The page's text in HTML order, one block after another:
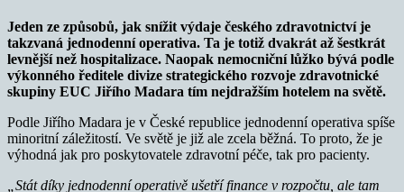
Jeden ze způsobů, jak snížit výdaje českého zdravotnictví je
takzvaná jednodenní operativa. Ta je totiž dvakrát až šestkrát
levnější než hospitalizace. Naopak nemocniční lůžko bývá podle
výkonného ředitele divize strategického rozvoje zdravotnické
skupiny EUC Jiřího Madara tím nejdražším hotelem na světě.
Podle Jiřího Madara je v České republice jednodenní operativa spíše
minoritní záležitostí. Ve světě je již ale zcela běžná. To proto, že je
výhodná jak pro poskytovatele zdravotní péče, tak pro pacienty.
„Stát díky jednodenní operativě ušetří finance v rozpočtu, ale tam